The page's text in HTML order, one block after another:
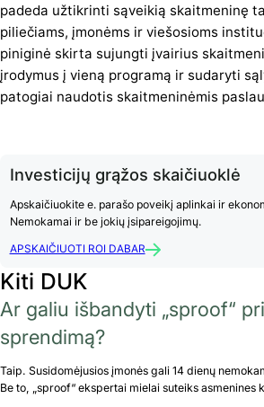
padeda užtikrinti sąveikią skaitmeninę
piliečiams, įmonėms ir viešosioms
piniginė skirta sujungti įvairius
įrodymus į vieną programą ir sudaryti
patogiai naudotis skaitmeninėmis
Investicijų grąžos skaičiuoklė
Apskaičiuokite e. parašo poveikį aplinkai ir
Nemokamai ir be jokių įsipareigojimų.
APSKAIČIUOTI ROI DABAR
Kiti DUK
Ar galiu išbandyti „sproof“
sprendimą?
Taip. Susidomėjusios įmonės gali 14 dienų
Be to, „sproof“ ekspertai mielai suteiks